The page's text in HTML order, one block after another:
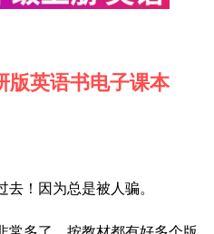
版英语书电子课本
！因为总是被人骗。